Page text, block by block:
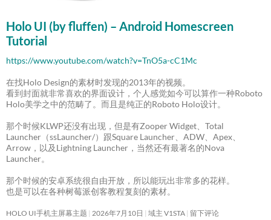
Holo UI (by fluffen) – Android Homescreen
Tutorial
https://www.youtube.com/watch?v=TnO5a-cC1Mc
在找Holo Design的素材时发现的2013年的视频。
看到封面就非常喜欢的界面设计，个人感觉如今可以算作一种Roboto
Holo美学之中的范畴了。而且是纯正的Roboto Holo设计。
那个时候KLWP还没有出现，但是有Zooper Widget、Total
Launcher（ssLauncher/）跟Square Launcher、ADW、Apex、
Arrow，以及Lightning Launcher，当然还有最著名的Nova
Launcher。
那个时候的安卓系统很自由开放，所以能玩出非常多的花样。
也是可以在各种树莓派创客教程复刻的素材。
HOLO UI手机主屏幕主题 2026年7月10日 域主 V1STA 留下评论